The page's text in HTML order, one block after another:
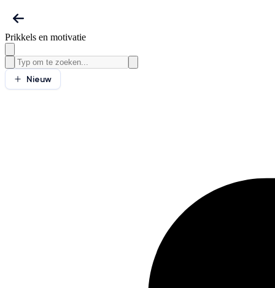
Prikkels en motivatie
Nieuw